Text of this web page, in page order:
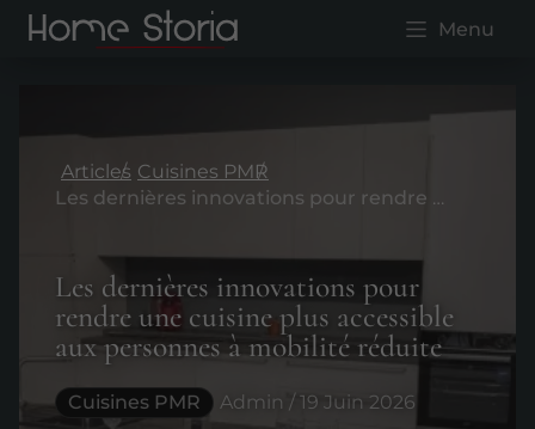
Menu
Articles Cuisines PMR
Les dernières innovations pour
rendre une cuisine plus accessible
aux personnes à mobilité réduite
Cuisines PMR Admin / 19 Juin 2026